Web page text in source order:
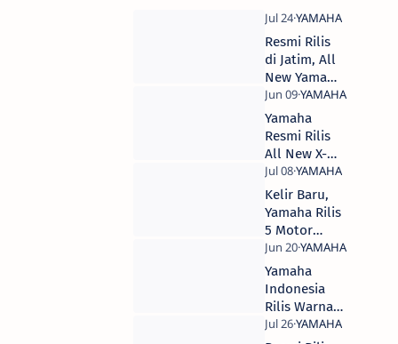
Resmi Rilis
di Jatim, All
New Yamaha
X-Ride di
Banderol
Rp. 18,625
Juta OTR
Surabaya
​Yamaha
Resmi Rilis
All New X-
Ride 125, ini
Bedanya Dari
Versi Lawas.
Kelir Baru,
Yamaha Rilis
5 Motor
Baru
Dengan
Grafis
Movistar
Yamaha
Yamaha
Indonesia
Rilis Warna
dan Grafis